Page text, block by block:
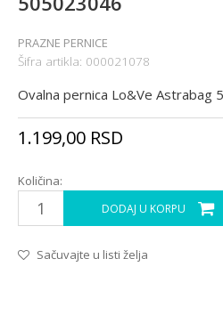
PRAZNE PERNICE
Šifra artikla: 000021078
Ovalna pernica Lo&Ve Astrabag
1.199,00 RSD
Količina:
DODAJ U KORPU
Sačuvajte u listi želja